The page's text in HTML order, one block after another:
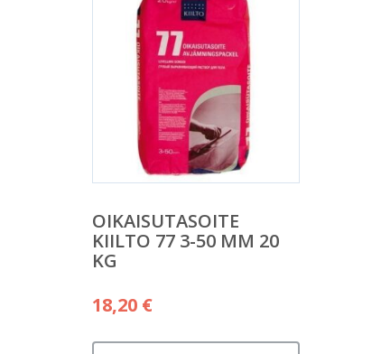
OIKAISUTASOITE
KIILTO 77 3-50 MM 20
KG
18,20 €